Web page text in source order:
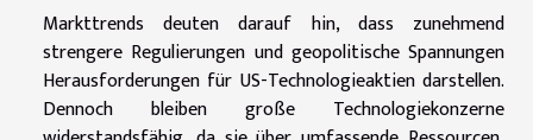
Markttrends deuten darauf hin, dass zunehmend
strengere Regulierungen und geopolitische Spannungen
Herausforderungen für US-Technologieaktien darstellen.
Dennoch bleiben große Technologiekonzerne